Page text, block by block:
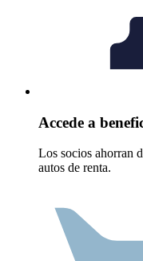
Accede a
Los socios ahorran
autos de renta.